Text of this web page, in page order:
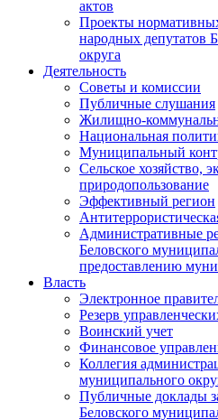
актов
Проекты
народных депутатов
округа
Деятельность
Советы и комиссии
Публичные слушания
Жилищно-
Национальная
Муниципальный
Сельское хозяйство,
природопользование
Эффективный регион
Административные
Беловского
предоставлению
Власть
Электронное
Резерв
Воинский учет
Финансовое
Коллегия
муниципального
Публичные доклады
Беловского